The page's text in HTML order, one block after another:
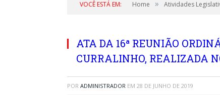
VOCÊ ESTÁ EM: Home » Atividades
ATA DA 16ª REUNIÃO
CURRALINHO, REALIZADA
POR ADMINISTRADOR EM 28 DE JUNHO DE 2019